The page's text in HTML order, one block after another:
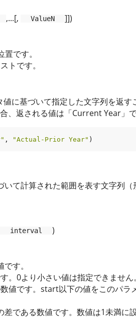
,...[, ValueN
]])
です。
トです。
に基づいて指定した文字列を返す
、返される値は「Current Year」で
, "Actual-Prior Year"
て計算された範囲を表す文字列（
interval
)
す。
。0より小さい値は指定できません。
値です。start以下の値をこのパラ
差である数値です。数値は1未満に